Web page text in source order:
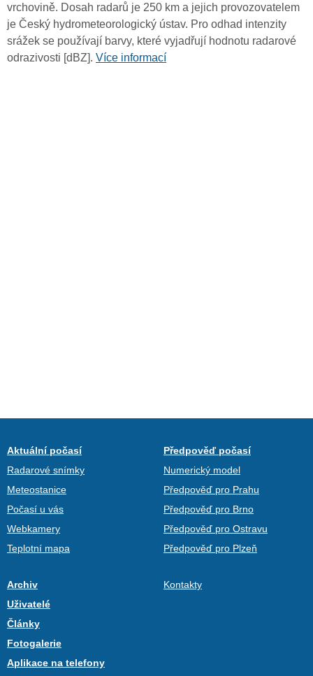
vrchovině. Dosah radarů je 250 km a jejich provozovatelem
je Český hydrometeorologický ústav. Pro odhad intenzity
srážek se používají barvy, které vyjadřují hodnotu radarové
odrazivosti [dBZ]. Více informací
Aktuální počasí
Radarové snímky
Meteostanice
Počasí u vás
Webkamery
Teplotní mapa
Předpověď počasí
Numerický model
Předpověď pro Prahu
Předpověď pro Brno
Předpověď pro Ostravu
Předpověď pro Plzeň
Archiv
Uživatelé
Články
Fotogalerie
Aplikace na telefony
Kontakty